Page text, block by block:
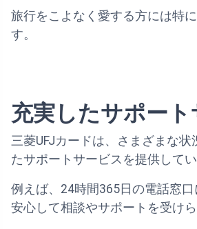
旅行をこよなく愛する方には特
す。
充実したサポート
三菱UFJカードは、さまざまな状
たサポートサービスを提供してい
例えば、24時間365日の電話窓
安心して相談やサポートを受けら